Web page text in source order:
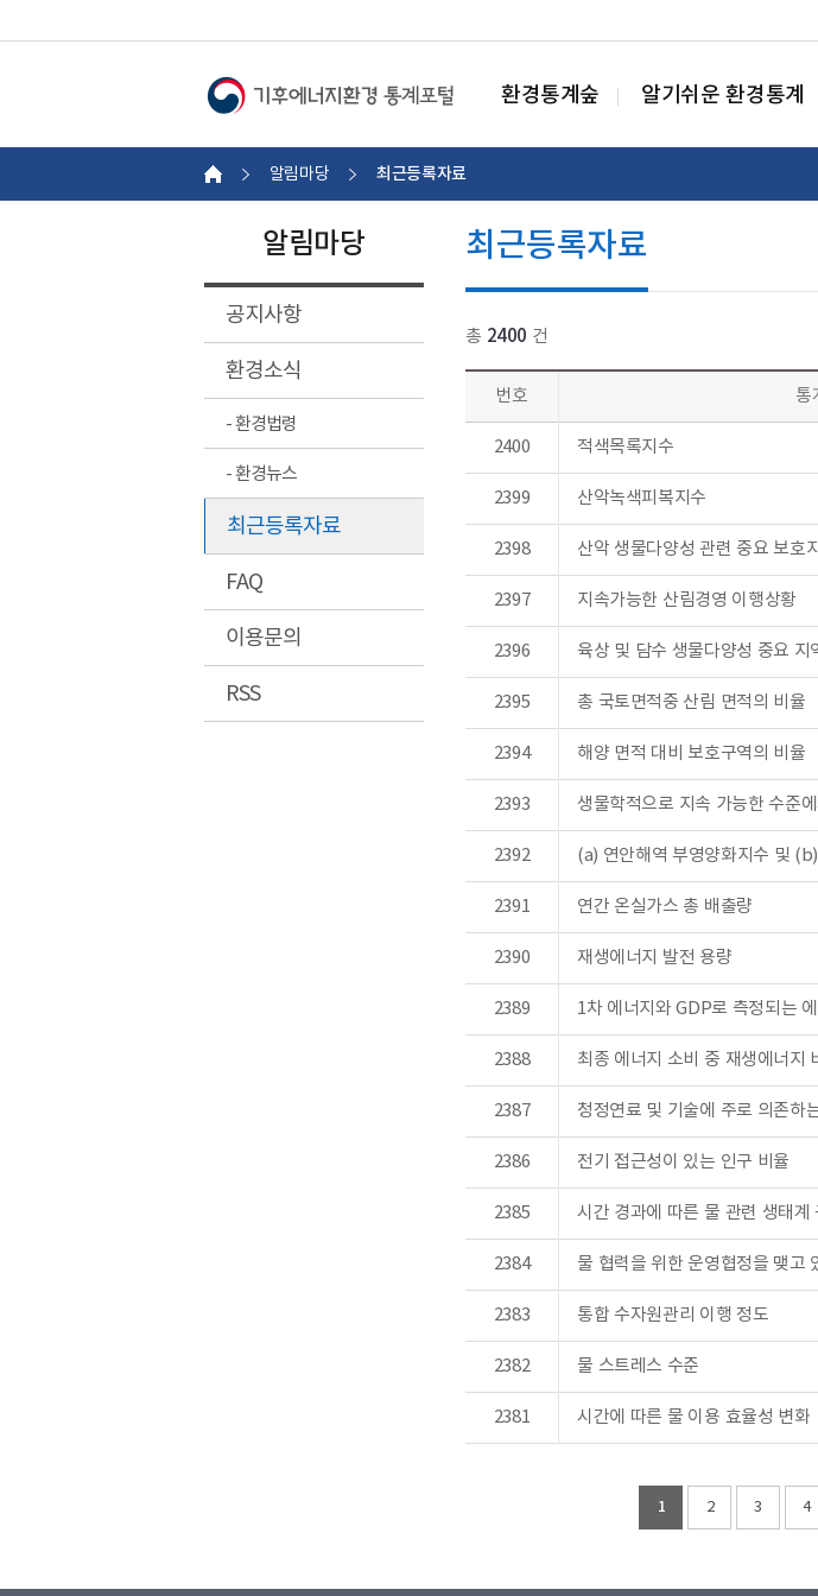
환경통계숲 알기쉬운 환경통계
알림마당 최근등록자료
알림마당
공지사항
환경소식
- 환경법령
- 환경뉴스
최근등록자료
FAQ
이용문의
RSS
최근등록자료
총 2400 건
번호 통
2400 적색목록지수
2399 산악녹색피복지수
2398 산악 생물다양성 관련 중요 보호
2397 지속가능한 산림경영 이행상황
2396
2395 총 국토면적중 산림 면적의 비율
2394 해양 면적 대비 보호구역의 비율
2393 생물학적으로 지속 가능한 수준
2392 (a) 연안해역 부영양화지수 및
2391 연간 온실가스 총 배출량
2390 재생에너지 발전 용량
2389 1차 에너지와 GDP로 측정되는
2388 최종 에너지 소비 중 재생에너지
2387 청정연료 및 기술에 주로 의존하
2386 전기 접근성이 있는 인구 비율
2385 시간 경과에 따른 물 관련 생태계
2384 물 협력을 위한 운영협정을 맺고
2383 통합 수자원관리 이행 정도
2382 물 스트레스 수준
2381 시간에 따른 물 이용 효율성 변화
1 2 3 4